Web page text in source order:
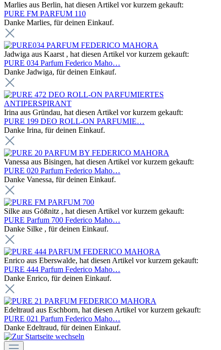
Marlies aus Berlin, hat diesen Artikel vor kurzem gekauft:
PURE FM PARFUM 110
Danke Marlies, für deinen Einkauf.
Jadwiga aus Kaarst , hat diesen Artikel vor kurzem gekauft:
PURE 034 Parfum Federico Maho…
Danke Jadwiga, für deinen Einkauf.
Irina aus Gründau, hat diesen Artikel vor kurzem gekauft:
PURE 199 DEO ROLL-ON PARFUMIE…
Danke Irina, für deinen Einkauf.
Vanessa aus Bisingen, hat diesen Artikel vor kurzem gekauft:
PURE 020 Parfum Federico Maho…
Danke Vanessa, für deinen Einkauf.
Silke aus Gößnitz , hat diesen Artikel vor kurzem gekauft:
PURE Parfum 700 Federico Maho…
Danke Silke , für deinen Einkauf.
Enrico aus Eberswalde, hat diesen Artikel vor kurzem gekauft:
PURE 444 Parfum Federico Maho…
Danke Enrico, für deinen Einkauf.
Edeltraud aus Eschborn, hat diesen Artikel vor kurzem gekauft:
PURE 021 Parfum Federico Maho…
Danke Edeltraud, für deinen Einkauf.